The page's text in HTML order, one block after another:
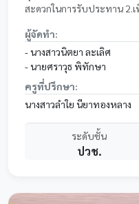
สะดวกในการรับประทาน 2.​เ
ของวัตถุดิบไทยและสมุนไพรไ
ผู้จัดทำ:
- นางสาวนิตยา ละเลิศ
- นายศราวุธ พิทักษา
ครูที่ปรึกษา:
นางสาวลำใย นียาทองหลาง
ระดับชั้น
ปวช.